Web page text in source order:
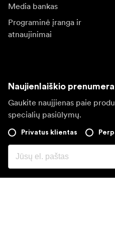
Media bankas
Programinė įranga ir
atnaujinimai
Naujienlaiškio
Gaukite naujjienas paie
specialių pasiūlymų.
Privatus klientas